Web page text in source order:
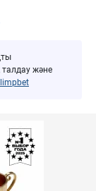
және